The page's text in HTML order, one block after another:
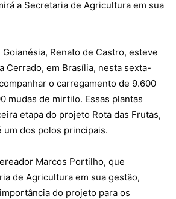
a Secretaria de Agricultura em sua
Renato de Castro, esteve
Cerrado, em Brasília, nesta sexta-
o carregamento de 9.600
mudas de mirtilo. Essas plantas
etapa do projeto Rota das Frutas,
um dos polos principais.
Marcos Portilho, que
de Agricultura em sua gestão,
do projeto para os